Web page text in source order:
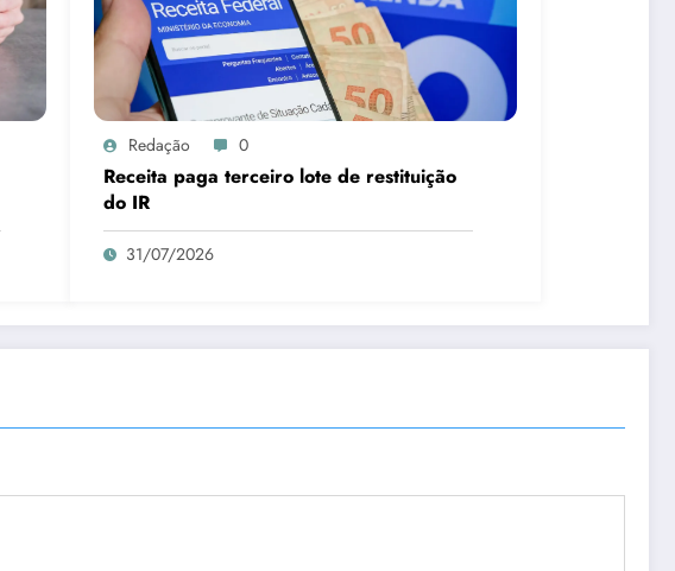
Redação 0
Receita paga terceiro lote de restituição
do IR
31/07/2026